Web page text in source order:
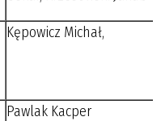
Kępowicz Michał,
Pawlak Kacper